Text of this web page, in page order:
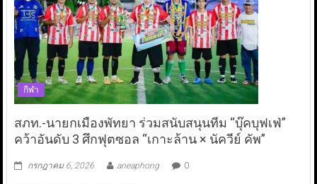
กีฬา
สภท.-นายกเมืองพัทยา ร่วมสนับสนุนทีม “บุ๊คบุฟเฟ่”
คว้าอันดับ 3 ศึกฟุตซอล “เกาะล้าน × นัควีย์ คัพ”
กรกฎาคม 6, 2026 aneaphong 0